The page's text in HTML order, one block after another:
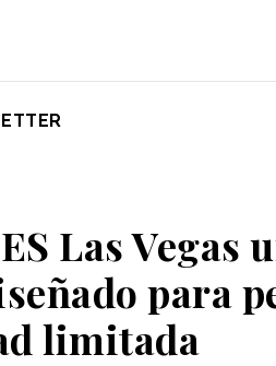
Las Vegas
para
limitada